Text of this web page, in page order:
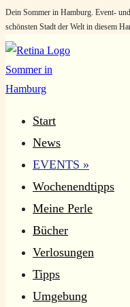
Zum
Inhalt
springen
Dein Sommer in Hamburg. Event-
schönsten Stadt der Welt in diesem
Start
News
EVENTS »
Wochenendtipps
Meine Perle
Bücher
Verlosungen
Tipps
Umgebung